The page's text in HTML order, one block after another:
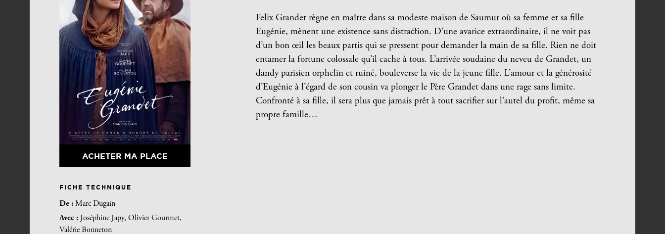
ACHETER MA PLACE
FICHE TECHNIQUE
De : Marc Dugain
Avec : Joséphine Japy, Olivier Gourmet,
Valérie Bonneton
Felix Grandet règne en maître dans sa modeste maison de Saumur où sa femme et sa fille
Eugénie, mènent une existence sans distraction. D’une avarice extraordinaire, il ne voit pas
d’un bon œil les beaux partis qui se pressent pour demander la main de sa fille. Rien ne doit
entamer la fortune colossale qu’il cache à tous. L’arrivée soudaine du neveu de Grandet, un
dandy parisien orphelin et ruiné, bouleverse la vie de la jeune fille. L’amour et la générosité
d’Eugénie à l’égard de son cousin va plonger le Père Grandet dans une rage sans limite.
Confronté à sa fille, il sera plus que jamais prêt à tout sacrifier sur l’autel du profit, même sa
propre famille…